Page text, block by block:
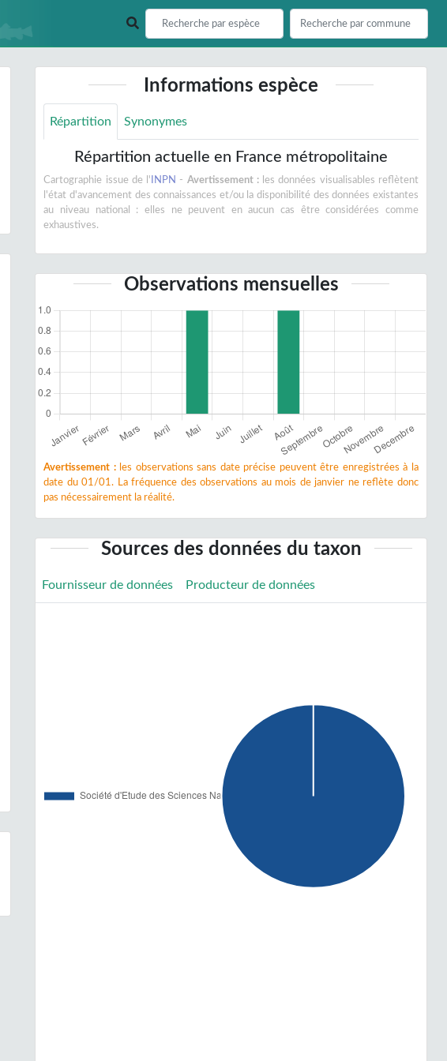
Informations espèce
Répartition Synonymes
Répartition actuelle en France métropolitaine
Cartographie issue de l' INPN - Avertissement :les données visualisables reflètent
l'état d'avancement des connaissances et/ou la disponibilité des données existantes
au niveau national : elles ne peuvent en aucun cas être considérées comme
exhaustives.
Observations mensuelles
Avertissement :les observations sans date précise peuvent être enregistrées à la
date du 01/01. La fréquence des observations au mois de janvier ne reflète donc
pas nécessairement la réalité.
Sources des données du taxon
Fournisseur de données Producteur de données